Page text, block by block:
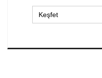
Search
for: